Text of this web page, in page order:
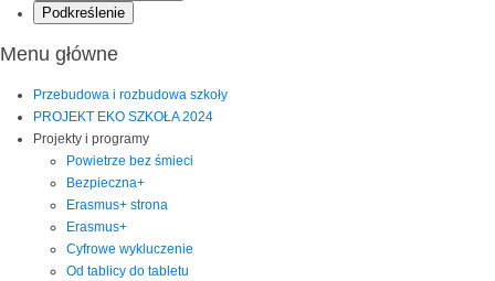
Podkreślenie
Menu główne
Przebudowa i rozbudowa szkoły
PROJEKT EKO SZKOŁA 2024
Projekty i programy
Powietrze bez śmieci
Bezpieczna+
Erasmus+ strona
Erasmus+
Cyfrowe wykluczenie
Od tablicy do tabletu